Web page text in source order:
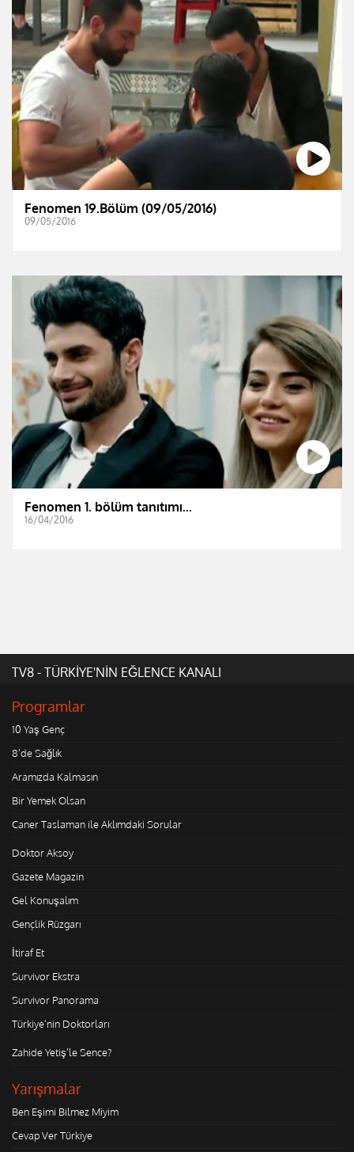
Fenomen 19.Bölüm (09/05/2016)
09/05/2016
Fenomen 1. bölüm tanıtımı...
16/04/2016
TV8 - TÜRKİYE'NİN EĞLENCE KANALI
Programlar
10 Yaş Genç
8'de Sağlık
Aramızda Kalmasın
Bir Yemek Olsan
Caner Taslaman ile Aklımdaki Sorular
Doktor Aksoy
Gazete Magazin
Gel Konuşalım
Gençlik Rüzgarı
İtiraf Et
Survivor Ekstra
Survivor Panorama
Türkiye'nin Doktorları
Zahide Yetiş'le Sence?
Yarışmalar
Ben Eşimi Bilmez Miyim
Cevap Ver Türkiye